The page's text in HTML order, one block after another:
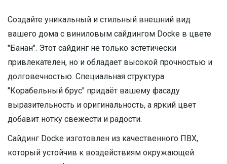
Создайте уникальный и стильный внешний вид
вашего дома с виниловым сайдингом Docke в цвете
"Банан". Этот сайдинг не только эстетически
привлекателен, но и обладает высокой прочностью и
долговечностью. Специальная структура
"Корабельный брус" придаёт вашему фасаду
выразительность и оригинальность, а яркий цвет
добавит нотку свежести и радости.
Сайдинг Docke изготовлен из качественного ПВХ,
который устойчив к воздействиям окружающей